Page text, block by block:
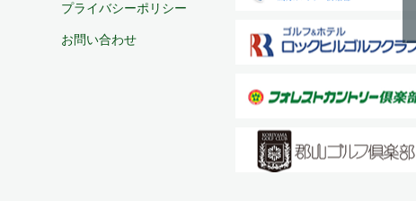
プライバシーポリシー
お問い合わせ